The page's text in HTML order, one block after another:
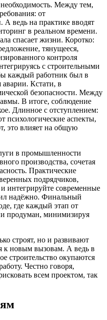
Между тем,
от
А ведь на практике вводят
в реальном времени.
спасает жизни. Коротко:
тянущееся,
контроля
с строительными
каждый работник был в
Кстати, в
безопасности. Между
В итоге, соблюдение
Длинное с отступлением:
психологические аспекты,
это влияет на общую
в промышленности
производства, сочетая
Практические
подрядчиков,
интегрируйте современные
надёжно. Финальный
где каждый этап от
продуман, минимизируя
строят, но и развивают
к новым вызовам. А ведь в
строительство окупаются
Честно говоря,
всем проектом, так